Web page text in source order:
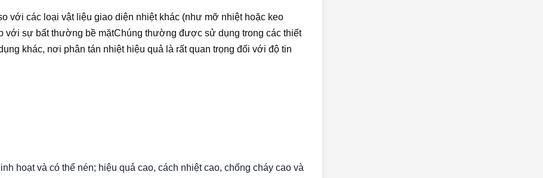
với các loại vật liệu giao diện nhiệt khác (như mỡ nhiệt hoặc keo
với sự bất thường bề mặtChúng thường được sử dụng trong các thiết
khác, nơi phân tán nhiệt hiệu quả là rất quan trọng đối với độ tin
hoạt và có thể nén; hiệu quả cao, cách nhiệt cao, chống cháy cao và